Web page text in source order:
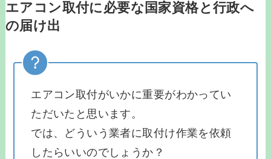
エアコン取付に必要な国家資格と行政へ
の届け出
エアコン取付がいかに重要がわかってい
ただいたと思います。
では、どういう業者に取付け作業を依頼
したらいいのでしょうか？